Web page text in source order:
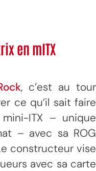
en mITX
, c’est au tour
ce qu’il sait faire
ITX – unique
– avec sa ROG
constructeur vise
avec sa carte